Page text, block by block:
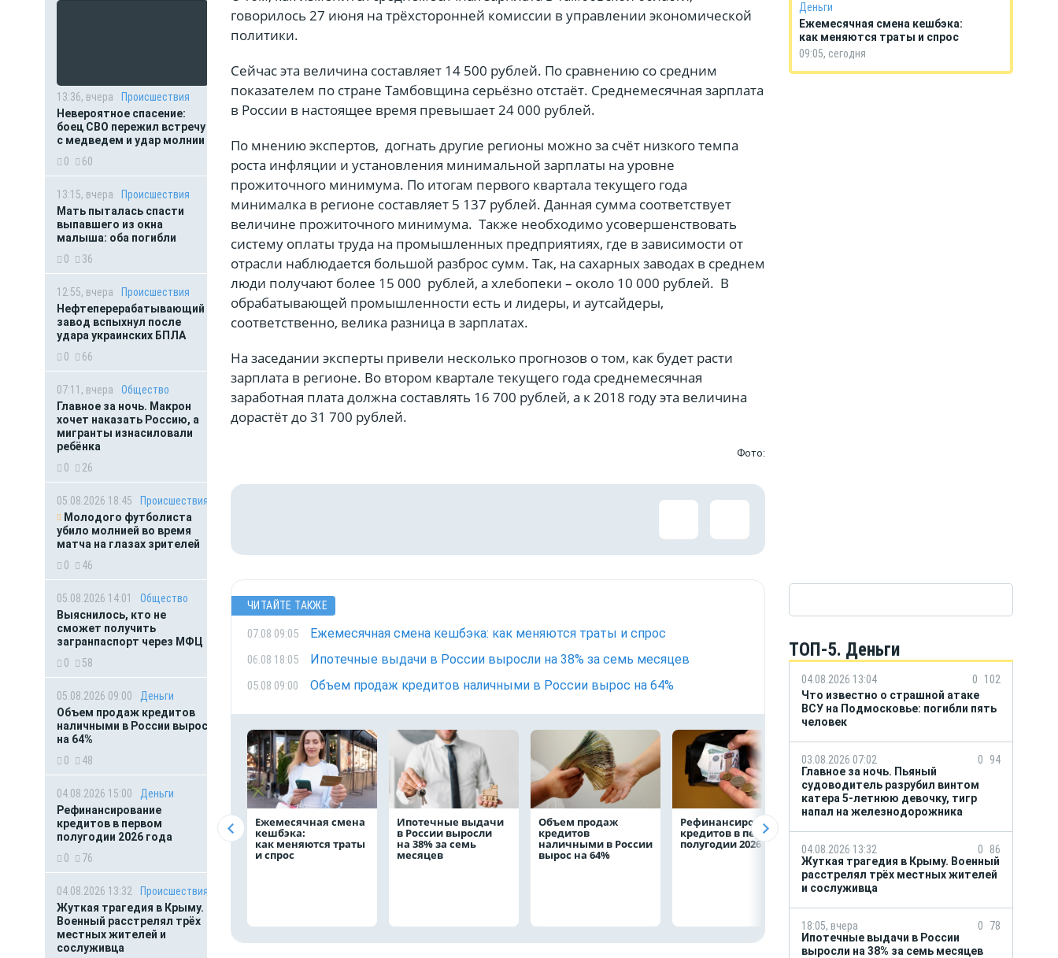
13:36, вчера
Происшествия
Невероятное спасение:
боец СВО пережил встречу
с медведем и удар молнии
0
60
13:15, вчера
Происшествия
Мать пыталась спасти
выпавшего из окна
малыша: оба погибли
0
36
12:55, вчера
Происшествия
Нефтеперерабатывающий
завод вспыхнул после
удара украинских БПЛА
0
66
07:11, вчера
Общество
Главное за ночь. Макрон
хочет наказать Россию, а
мигранты изнасиловали
ребёнка
0
26
05.08.2026 18:45
Происшествия
Молодого футболиста
убило молнией во время
матча на глазах зрителей
0
46
05.08.2026 14:01
Общество
Выяснилось, кто не
сможет получить
загранпаспорт через МФЦ
0
58
05.08.2026 09:00
Деньги
Объем продаж кредитов
наличными в России вырос
на 64%
0
48
04.08.2026 15:00
Деньги
Рефинансирование
кредитов в первом
полугодии 2026 года
0
76
04.08.2026 13:32
Происшествия
Жуткая трагедия в Крыму.
Военный расстрелял трёх
местных жителей и
сослуживца
говорилось 27 июня на трёхсторонней комиссии в управлении экономической
политики.
Сейчас эта величина составляет 14 500 рублей. По сравнению со средним
показателем по стране Тамбовщина серьёзно отстаёт. Среднемесячная зарплата
в России в настоящее время превышает 24 000 рублей.
По мнению экспертов, догнать другие регионы можно за счёт низкого темпа
роста инфляции и установления минимальной зарплаты на уровне
прожиточного минимума. По итогам первого квартала текущего года
минималка в регионе составляет 5 137 рублей. Данная сумма соответствует
величине прожиточного минимума. Также необходимо усовершенствовать
систему оплаты труда на промышленных предприятиях, где в зависимости от
отрасли наблюдается большой разброс сумм. Так, на сахарных заводах в среднем
люди получают более 15 000 рублей, а хлебопеки – около 10 000 рублей. В
обрабатывающей промышленности есть и лидеры, и аутсайдеры,
соответственно, велика разница в зарплатах.
На заседании эксперты привели несколько прогнозов о том, как будет расти
зарплата в регионе. Во втором квартале текущего года среднемесячная
заработная плата должна составлять 16 700 рублей, а к 2018 году эта величина
дорастёт до 31 700 рублей.
Фото:
ЧИТАЙТЕ ТАКЖЕ
07.08 09:05 Ежемесячная смена кешбэка: как меняются траты и спрос
06.08 18:05 Ипотечные выдачи в России выросли на 38% за семь месяцев
05.08 09:00 Объем продаж кредитов наличными в России вырос на 64%
Ежемесячная смена
кешбэка:
как меняются траты
и спрос
Ипотечные выдачи
в России выросли
на 38% за семь
месяцев
Объем продаж
кредитов
наличными в России
вырос на 64%
Рефинансирование
кредитов в первом
полугодии 2026 года
ВТБ предоставит 4,9
млрд рублей
на строительство
складских
комплексов
леопарда
шесть раз
Деньги
Ежемесячная смена кешбэка:
как меняются траты и спрос
09:05, сегодня
ТОП-5. Деньги
04.08.2026 13:04 0
102
Что известно о страшной атаке
ВСУ на Подмосковье: погибли пять
человек
03.08.2026 07:02 0
94
Главное за ночь. Пьяный
судоводитель разрубил винтом
катера 5-летнюю девочку, тигр
напал на железнодорожника
04.08.2026 13:32 0
86
Жуткая трагедия в Крыму. Военный
расстрелял трёх местных жителей
и сослуживца
18:05, вчера 0
78
Ипотечные выдачи в России
выросли на 38% за семь месяцев